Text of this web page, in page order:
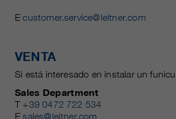
Ecustomer.service@leitner.com
VENTA
Si está interesado en instalar un
Sales Department
T +39 0472 722 534
Esales@leitner.com